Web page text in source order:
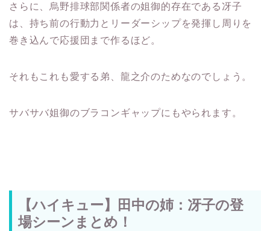
さらに、烏野排球部関係者の姐御的存在である冴子
は、持ち前の行動力とリーダーシップを発揮し周りを
巻き込んで応援団まで作るほど。
それもこれも愛する弟、龍之介のためなのでしょう。
サバサバ姐御のブラコンギャップにもやられます。
【ハイキュー】田中の姉：冴子の登
場シーンまとめ！